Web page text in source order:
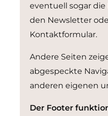
eventuell sogar
den Newsletter
Kontaktformular.
Andere Seiten
abgespeckte
anderen eigenen
Der Footer